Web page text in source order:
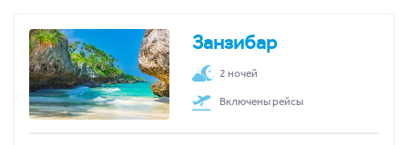
Занзибар
2 ночей
Включены рейсы